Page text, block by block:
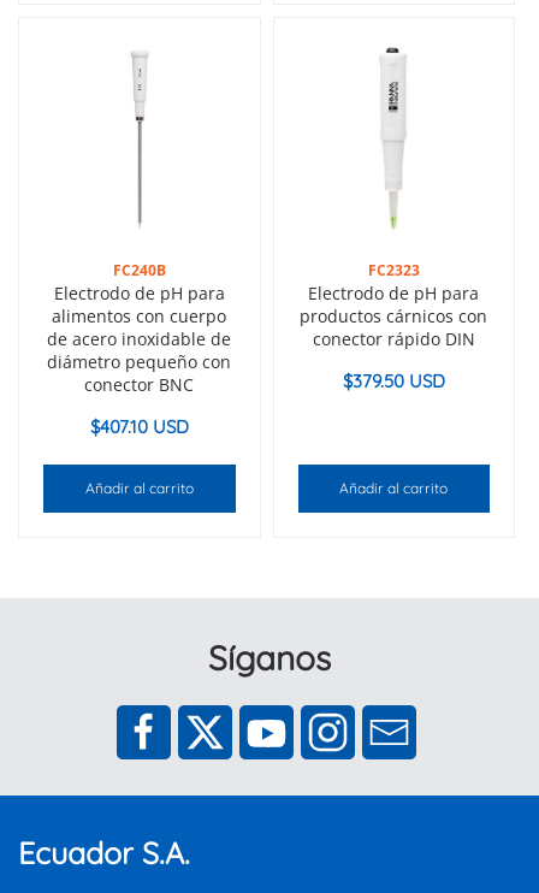
FC240B
Electrodo de pH para
alimentos con cuerpo
de acero inoxidable de
diámetro pequeño con
conector BNC
$407.10 USD
Añadir al carrito
FC2323
Electrodo de pH para
productos cárnicos con
conector rápido DIN
$379.50 USD
Añadir al carrito
Síganos
Ecuador S.A.